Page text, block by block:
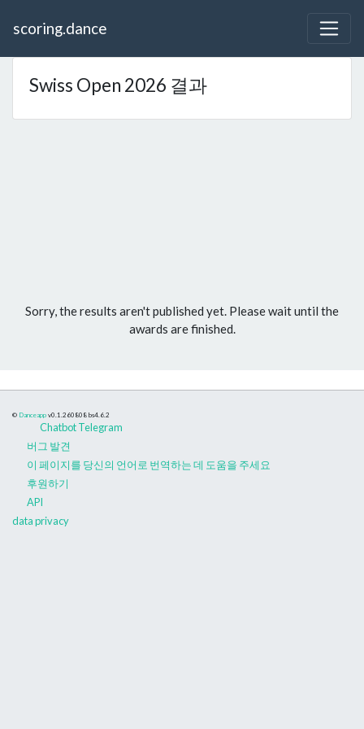
scoring.dance
Swiss Open 2026 결과
Sorry, the results aren't published yet. Please wait until the
awards are finished.
© Danceapp v0.1.260808 bs4.6.2
Chatbot Telegram
버그 발견
이 페이지를 당신의 언어로 번역하는 데 도움을 주세요
후원하기
API
data privacy